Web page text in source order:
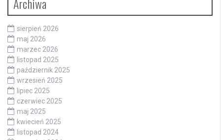
sierpień 2026
maj 2026
marzec 2026
listopad 2025
październik 2025
wrzesień 2025
lipiec 2025
czerwiec 2025
maj 2025
kwiecień 2025
listopad 2024